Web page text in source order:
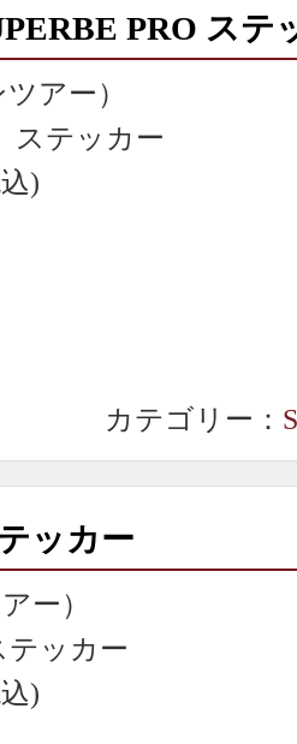
PRO ステ
アー）
テッカー
)
カテゴリー：
ッカー
ー）
ッカー
)